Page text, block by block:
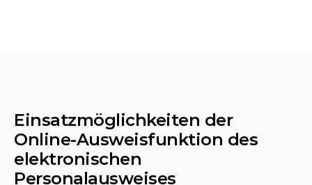
Einsatzmöglichkeiten der
Online-Ausweisfunktion des
elektronischen
Personalausweises